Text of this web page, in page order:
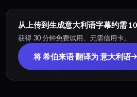
从上传到生成意大利语字幕约需
获得 30 分钟免费试用。无需信用卡。
将 希伯来语 翻译为 意大利语